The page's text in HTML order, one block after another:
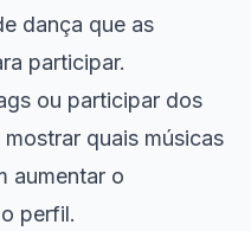
dança que as
participar.
ou participar dos
quais músicas
aumentar o
perfil.